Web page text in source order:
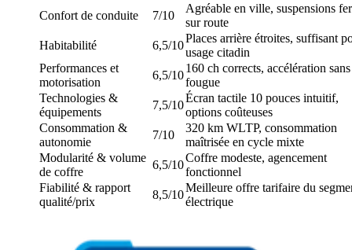
Confort de conduite
7/10
Agréable en ville, suspensions
sur route
Habitabilité
6,5/10
Places arrière étroites, suffisant
usage citadin
Performances et
motorisation
6,5/10
160 ch corrects, accélération sans
fougue
Technologies &
équipements
7,5/10
Écran tactile 10 pouces intuitif,
options coûteuses
Consommation &
autonomie
7/10
320 km WLTP, consommation
maîtrisée en cycle mixte
Modularité & volume
de coffre
6,5/10
Coffre modeste, agencement
fonctionnel
Fiabilité & rapport
qualité/prix
8,5/10
Meilleure offre tarifaire du
électrique